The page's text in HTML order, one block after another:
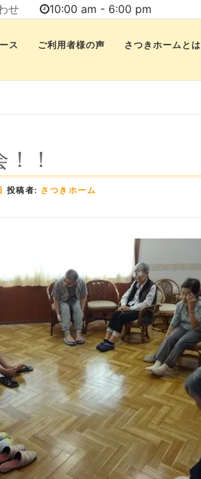
せ
10:00 am - 6:00 pm
ス ご利用者様の声 さつきホームとは
！
投稿者: さつきホーム